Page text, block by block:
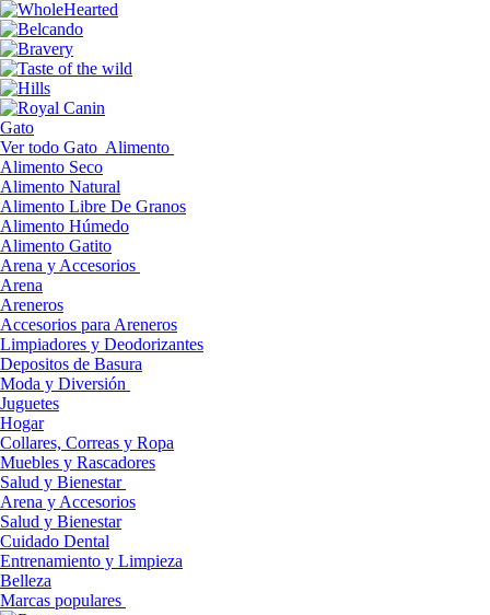
Gato
Ver todo Gato Alimento
Alimento Seco
Alimento Natural
Alimento Libre De Granos
Alimento Húmedo
Alimento Gatito
Arena y Accesorios
Arena
Areneros
Accesorios para Areneros
Limpiadores y Deodorizantes
Depositos de Basura
Moda y Diversión
Juguetes
Hogar
Collares, Correas y Ropa
Muebles y Rascadores
Salud y Bienestar
Arena y Accesorios
Salud y Bienestar
Cuidado Dental
Entrenamiento y Limpieza
Belleza
Marcas populares